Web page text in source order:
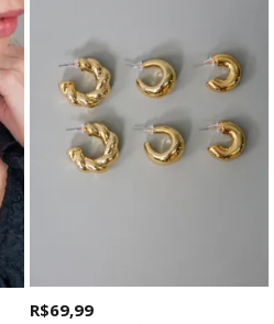
R$ 69,99